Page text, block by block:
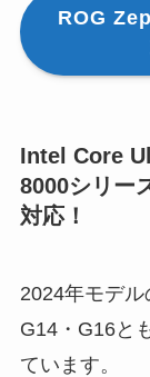
ROG
Intel Core
8000シリー
対応！
2024年モデル
G14・G16と
ています。